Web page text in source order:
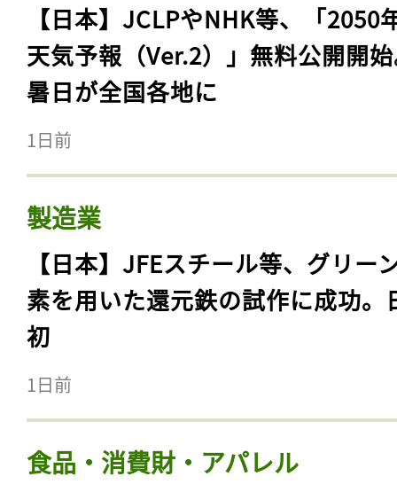
【日本】JCLPやNHK等、「2050
天気予報（Ver.2）」無料公開開
暑日が全国各地に
1日前
製造業
【日本】JFEスチール等、グリー
素を用いた還元鉄の試作に成功。
初
1日前
食品・消費財・アパレル